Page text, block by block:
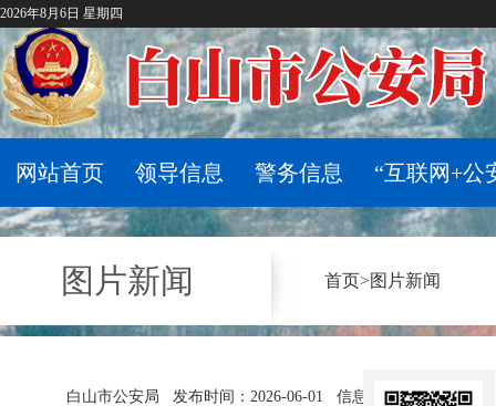
2026年8月6日 星期四
网站首页 领导信息 警务信息 “互联网+公
图片新闻 首页>图片新闻
白山市公安局 发布时间：2026-06-01 信息来源：新华社